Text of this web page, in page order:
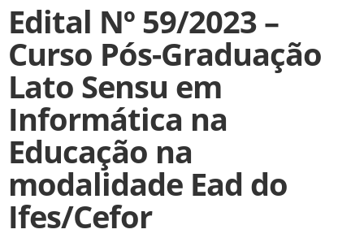
Edital Nº 59/2023 –
Curso Pós-Graduação
Lato Sensu em
Informática na
Educação na
modalidade Ead do
Ifes/Cefor